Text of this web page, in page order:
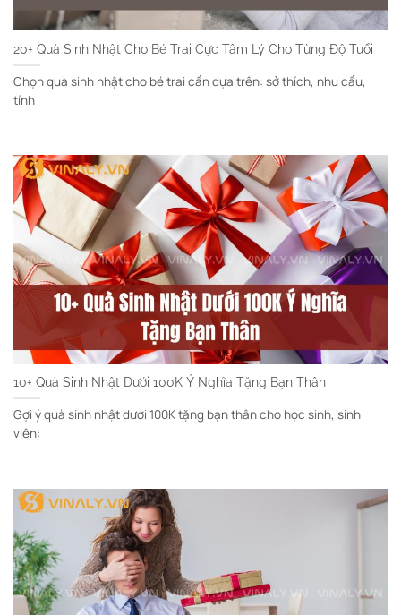
20+ Quà Sinh Nhật Cho Bé Trai Cực Tâm Lý Cho Từng Độ Tuổi
Chọn quà sinh nhật cho bé trai cần dựa trên: sở thích, nhu cầu,
tính
10+ Quà Sinh Nhật Dưới 100K Ý Nghĩa Tặng Bạn Thân
Gợi ý quà sinh nhật dưới 100K tặng bạn thân cho học sinh, sinh
viên: